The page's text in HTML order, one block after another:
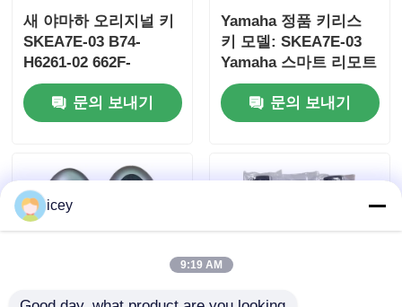
홈
동영상
새 야마하 오리지널 키
SKEA7E-03 B74-
H6261-02 662F-
SKEA7D03
문의 보내기
Yamaha 정품 키리스
키 모델: SKEA7E-03
Yamaha 스마트 리모트
키 B74-H6261-
02/662F-SKEA7D03용
문의 보내기
icey
9:19 AM